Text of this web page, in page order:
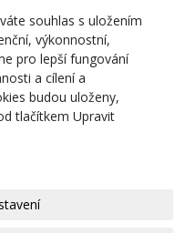
|Mapa webu
souhlas s uložením
výkonnostní,
pro lepší fungování
a cílení a
budou uloženy,
tlačítkem Upravit